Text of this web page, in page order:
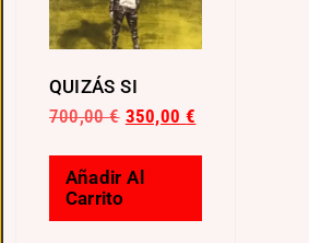
QUIZÁS SI
700,00€ 350,00€
Añadir Al
Carrito